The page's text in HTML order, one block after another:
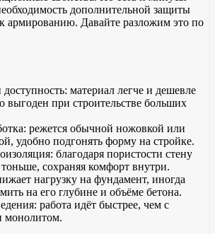
дополнительной защиты
армированию. Давайте разложим это по
материал легче и дешевле
выгоден при строительстве больших
режется обычной ножовкой или
удобно подгонять форму на стройке.
благодаря пористости стену
сохраняя комфорт внутри.
нагрузку на фундамент, иногда
на его глубине и объёме бетона.
работа идёт быстрее, чем с
монолитом.